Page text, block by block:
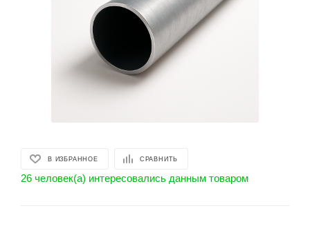
В ИЗБРАННОЕ СРАВНИТЬ
26 человек(а) интересовались данным товаром